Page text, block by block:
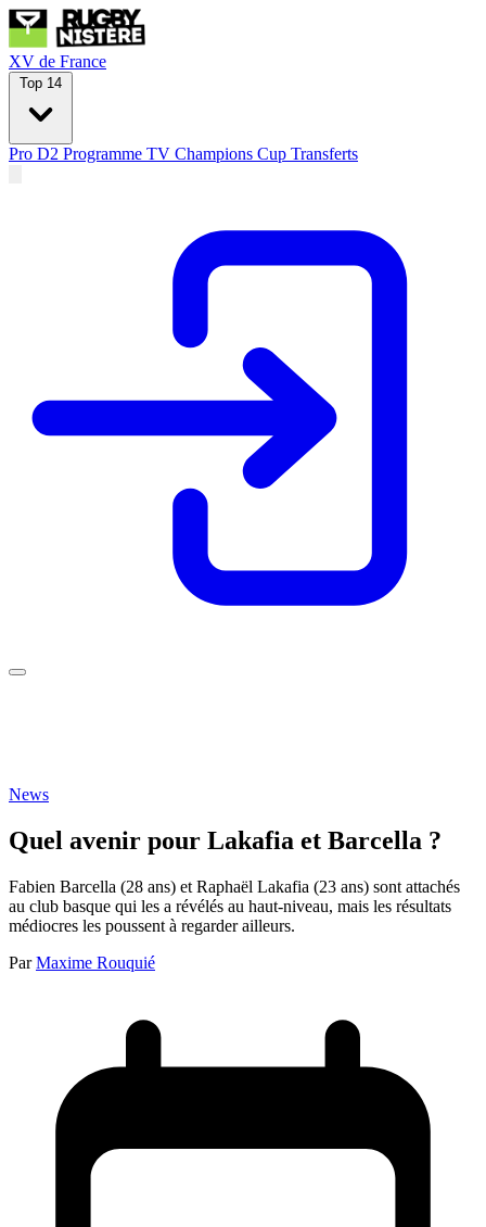
XV de France
Top 14
Pro D2 Programme TV Champions Cup Transferts
News
Quel avenir pour Lakafia et Barcella ?
Fabien Barcella (28 ans) et Raphaël Lakafia (23 ans) sont attachés
au club basque qui les a révélés au haut-niveau, mais les résultats
médiocres les poussent à regarder ailleurs.
Par Maxime Rouquié